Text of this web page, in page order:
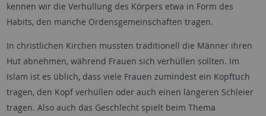
kennen wir die Verhüllung des Körpers etwa in Form des
Habits, den manche Ordensgemeinschaften tragen.
In christlichen Kirchen mussten traditionell die Männer ihren
Hut abnehmen, während Frauen sich verhüllen sollten. Im
Islam ist es üblich, dass viele Frauen zumindest ein Kopftuch
tragen, den Kopf verhüllen oder auch einen längeren Schleier
tragen. Also auch das Geschlecht spielt beim Thema